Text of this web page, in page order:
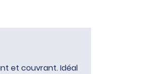
et couvrant. Idéal